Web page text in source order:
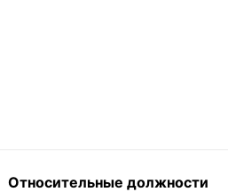
Относительные должности